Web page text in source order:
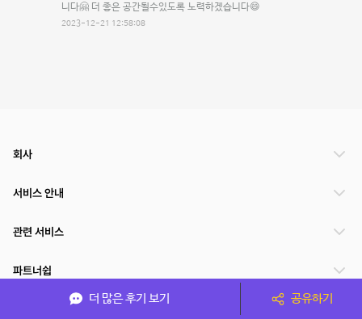
니다🤗 더 좋은 공간될수있도록 노력하겠습니다😄
2023-12-21 12:58:08
더 많은 후기 보기 공유하기
회사
서비스 안내
관련 서비스
파트너쉽
서비스 제공 국가